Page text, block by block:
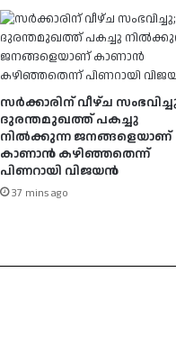
സർക്കാരിന് വീഴ്ച
ദുരന്തമുഖത്ത് പകച്ചു
നിൽക്കുന്ന ജനങ്ങളെയാണ്
കാണാൻ കഴിഞ്ഞതെന്ന്
പിണറായി വിജയൻ
37 mins ago